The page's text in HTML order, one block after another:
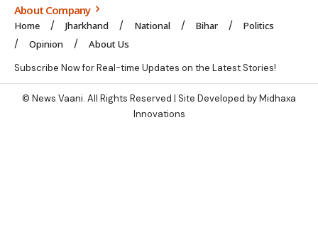
About Company
Home Jharkhand National Bihar
Politics
Opinion
About Us
Subscribe Now for Real-time Updates on the Latest Stories!
© News Vaani. All Rights Reserved | Site Developed by Midhaxa
Innovations